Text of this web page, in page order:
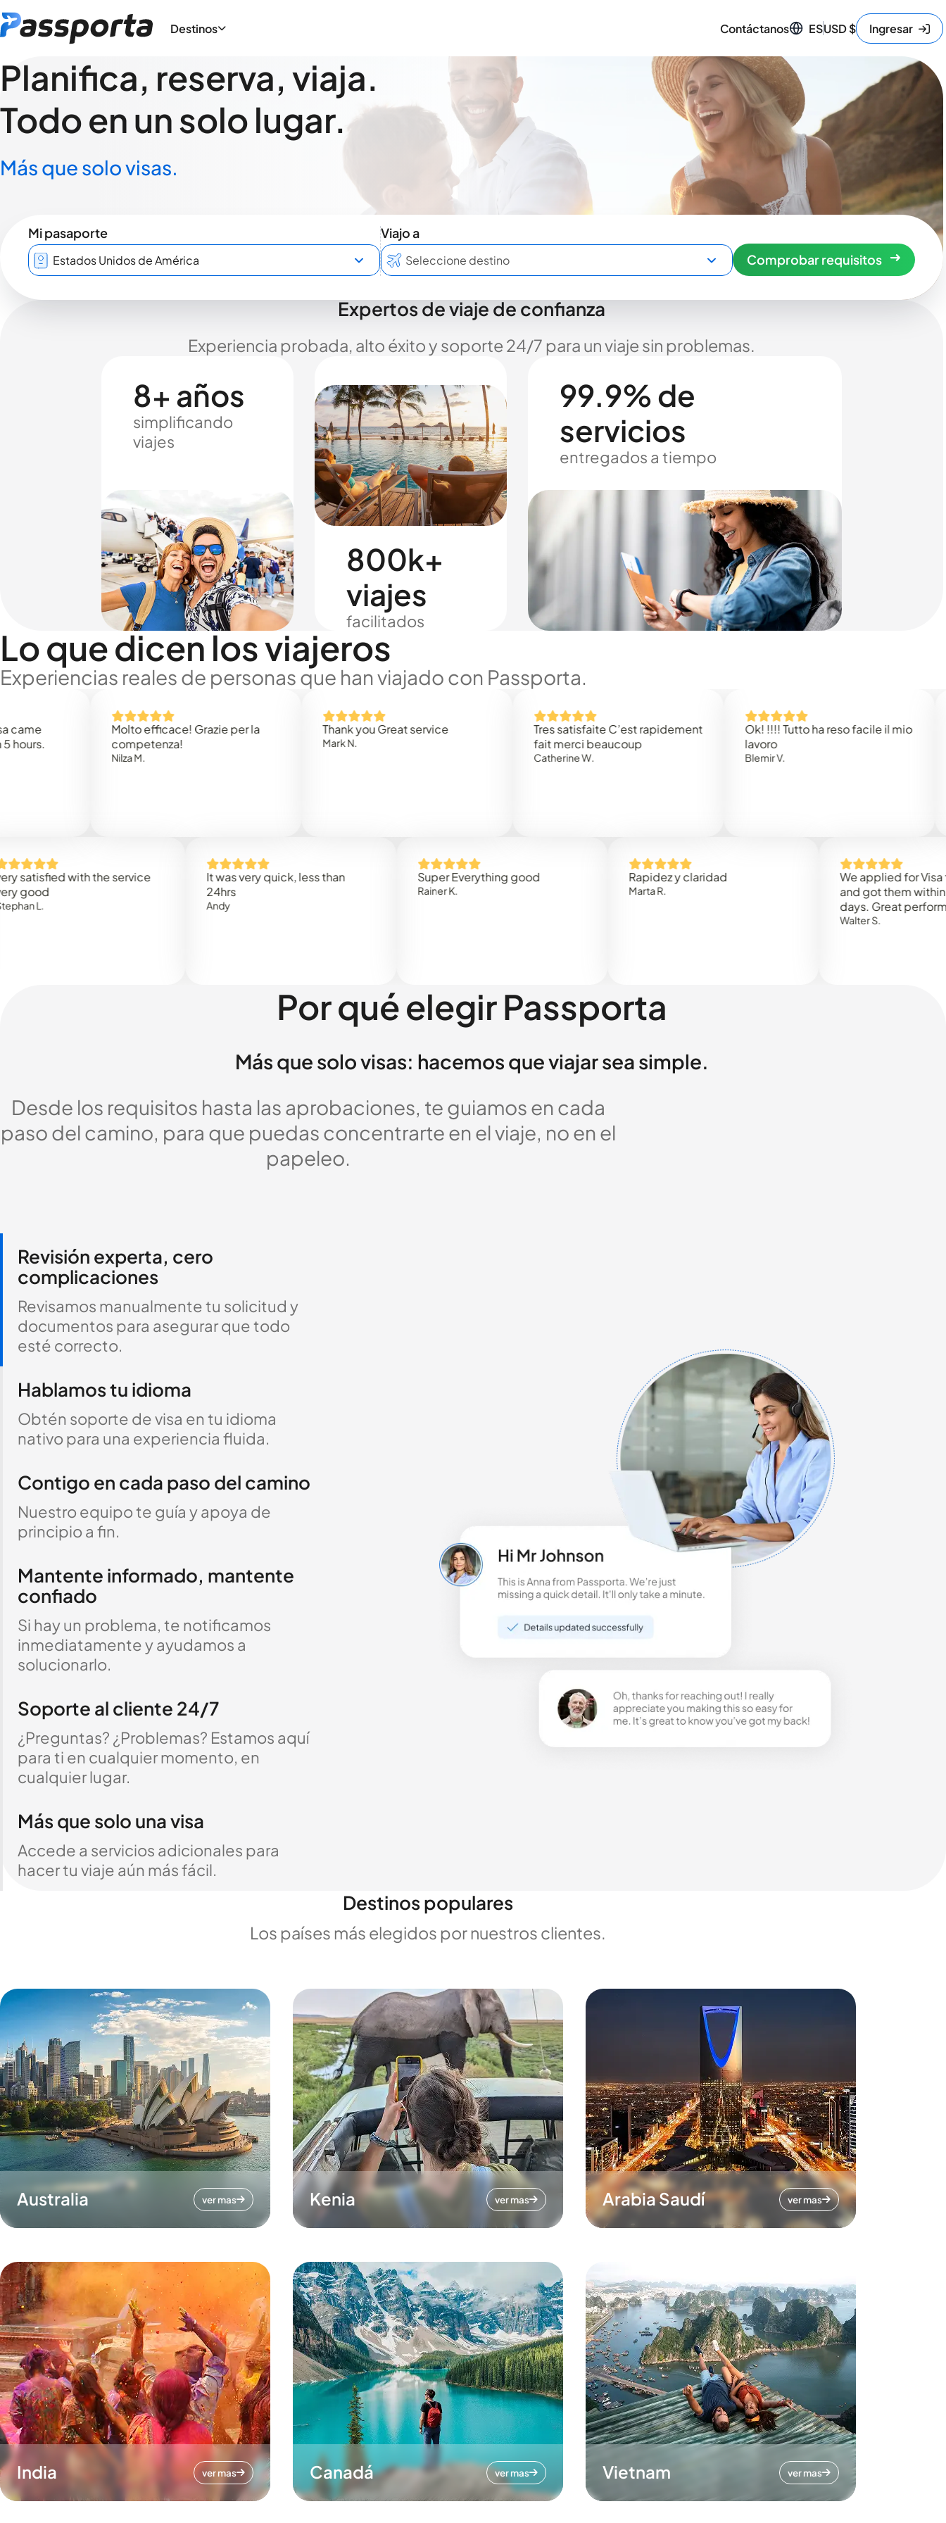
Destinos Contáctanos ESUSD$ Ingresar
Planifica, reserva, viaja.
Todo en un solo lugar.
Más que solo visas.
Mi pasaporte
Viajo a
Comprobar requisitos
Expertos de viaje de confianza
Experiencia probada, alto éxito y soporte 24/7 para un viaje sin problemas.
8+ años
simplificando
viajes
800k+
viajes
facilitados
99.9% de
servicios
entregados a tiempo
Lo que dicen los viajeros
Experiencias reales de personas que han viajado con Passporta.
Molto efficace! Grazie per la
competenza!
Thank you Great service
Tres satisfaite C’est rapidement
fait merci beaucoup
Catherine W.
Ok! !!!! Tutto ha reso facile il mio
with the service
It was very quick, less than
Super Everything good Rapidez y claridad
We applied for Visa to
and got them within 3
days. Great performance!
Por qué elegir Passporta
Más que solo visas: hacemos que viajar sea simple.
Desde los requisitos hasta las aprobaciones, te guiamos en cada
paso del camino, para que puedas concentrarte en el viaje, no en el
papeleo.
Revisión experta, cero
complicaciones
Revisamos manualmente tu solicitud y
documentos para asegurar que todo
esté correcto.
Hablamos tu idioma
Obtén soporte de visa en tu idioma
nativo para una experiencia fluida.
Contigo en cada paso del camino
Nuestro equipo te guía y apoya de
principio a fin.
Mantente informado, mantente
confiado
Si hay un problema, te notificamos
inmediatamente y ayudamos a
solucionarlo.
Soporte al cliente 24/7
¿Preguntas? ¿Problemas? Estamos aquí
para ti en cualquier momento, en
cualquier lugar.
Más que solo una visa
Accede a servicios adicionales para
hacer tu viaje aún más fácil.
Destinos populares
Los países más elegidos por nuestros clientes.
Australia ver mas Kenia ver mas Arabia Saudí ver mas
India ver mas Canadá ver mas Vietnam ver mas